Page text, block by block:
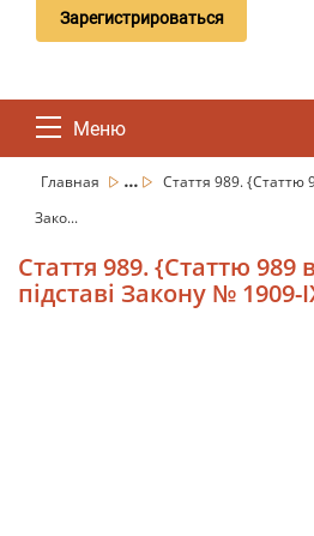
Зарегистрироваться
Меню
Главная ...
Стаття 989. {Cтаттю
Зако...
Стаття 989. {Cтаттю
підставі Закону № 1909-